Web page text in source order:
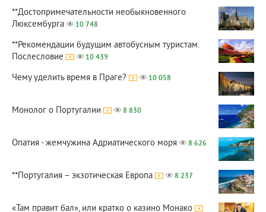
**Достопримечательности необыкновенного
Люксембурга
10 748
**Рекомендации будущим автобусным туристам.
Послесловие
10 439
Чему уделить время в Праге? 10 058
Монолог о Португалии 8 830
Опатия - жемчужина Адриатического моря 8 626
**Португалия – экзотическая Европа 8 237
«Там правит бал», или кратко о казино Монако